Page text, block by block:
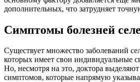
дополнительных, что затрудняет
Симптомы болезней
Существует множество заболеваний
которых имеет свои индивидуальные
Но, несмотря на это, доктора
симптомов, которые напрямую